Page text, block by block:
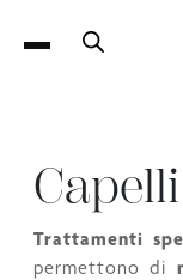
Trattamenti
permettono di